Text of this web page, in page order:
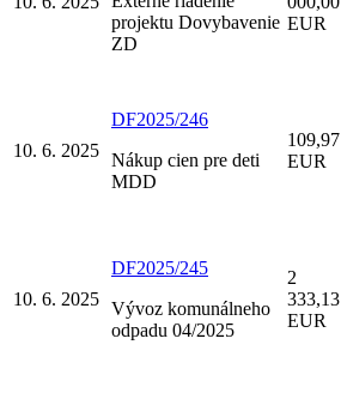
projektu Dovybavenie
ZD
EUR
10. 6. 2025
DF2025/246
Nákup cien pre deti
MDD
109,97
EUR
10. 6. 2025
DF2025/245
Vývoz komunálneho
odpadu 04/2025
2
333,13
EUR